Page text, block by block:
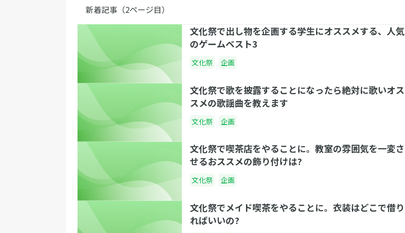
新着記事（2ページ目）
文化祭で出し物を企画する学生にオススメする、人気
のゲームベスト3
文化祭 企画
文化祭で歌を披露することになったら絶対に歌いオス
スメの歌謡曲を教えます
文化祭 企画
文化祭で喫茶店をやることに。教室の雰囲気を一変さ
せるおススメの飾り付けは?
文化祭 企画
文化祭でメイド喫茶をやることに。衣装はどこで借り
ればいいの?